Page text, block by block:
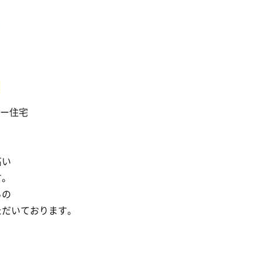
住宅
いております。